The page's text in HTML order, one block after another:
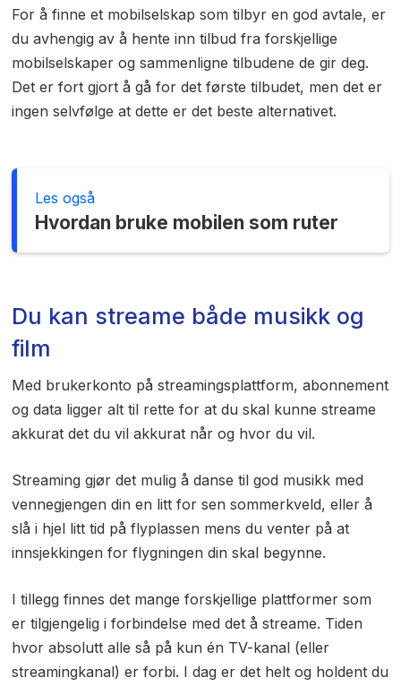
For å finne et mobilselskap som tilbyr en god avtale, er
du avhengig av å hente inn tilbud fra forskjellige
mobilselskaper og sammenligne tilbudene de gir deg.
Det er fort gjort å gå for det første tilbudet, men det er
ingen selvfølge at dette er det beste alternativet.
Les også
Hvordan bruke mobilen som ruter
Du kan streame både musikk og
film
Med brukerkonto på streamingsplattform, abonnement
og data ligger alt til rette for at du skal kunne streame
akkurat det du vil akkurat når og hvor du vil.
Streaming gjør det mulig å danse til god musikk med
vennegjengen din en litt for sen sommerkveld, eller å
slå i hjel litt tid på flyplassen mens du venter på at
innsjekkingen for flygningen din skal begynne.
I tillegg finnes det mange forskjellige plattformer som
er tilgjengelig i forbindelse med det å streame. Tiden
hvor absolutt alle så på kun én TV-kanal (eller
streamingkanal) er forbi. I dag er det helt og holdent du